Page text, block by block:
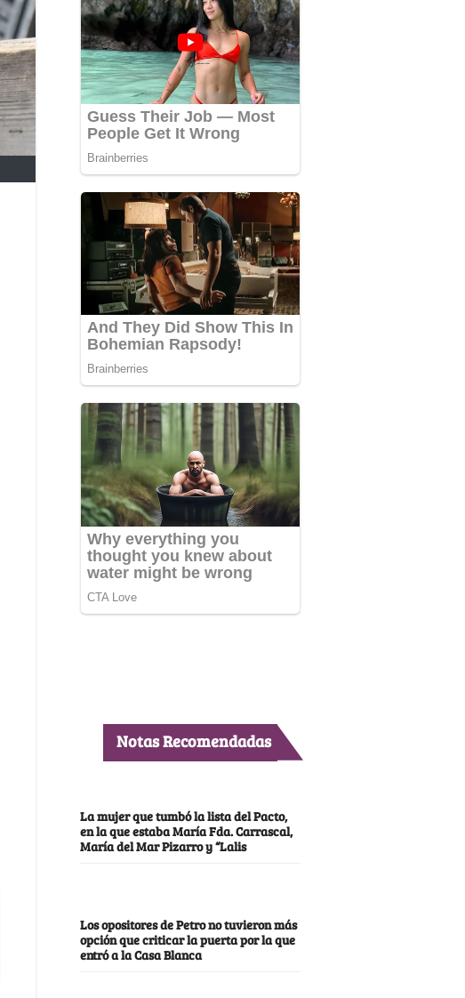
Notas Recomendadas
La mujer que tumbó la lista del Pacto,
en la que estaba María Fda. Carrascal,
María del Mar Pizarro y “Lalis
Los opositores de Petro no tuvieron más
opción que criticar la puerta por la que
entró a la Casa Blanca